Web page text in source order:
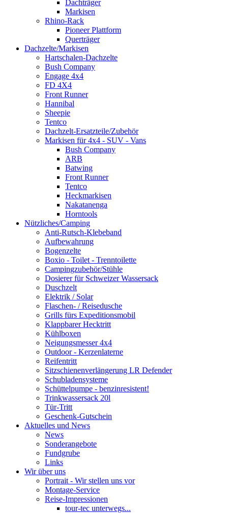
Dachträger
Markisen
Rhino-Rack
Pioneer Plattform
Querträger
Dachzelte/Markisen
Hartschalen-Dachzelte
Bush Company
Engage 4x4
FD 4X4
Front Runner
Hannibal
Sheepie
Tentco
Dachzelt-Ersatzteile/Zubehör
Markisen für 4x4 - SUV - Vans
Bush Company
ARB
Batwing
Front Runner
Tentco
Heckmarkisen
Nakatanenga
Horntools
Nützliches/Camping
Anti-Rutsch-Klebeband
Aufbewahrung
Bogenzelte
Boxio - Toilet - Trenntoilette
Campingzubehör/Stühle
Dosierer für Schweizer Wassersack
Duschzelt
Elektrik / Solar
Flaschen- / Reisedusche
Grills fürs Expeditionsmobil
Klappbarer Hecktritt
Kühlboxen
Neigungsmesser 4x4
Outdoor - Kerzenlaterne
Reifentritt
Sitzschienenverlängerung LR Defender
Schubladensysteme
Schüttelpumpe - benzinresistent!
Trinkwassersack 20l
Tür-Tritt
Geschenk-Gutschein
Aktuelles und News
News
Sonderangebote
Fundgrube
Links
Wir über uns
Portrait - Wir stellen uns vor
Montage-Service
Reise-Impressionen
tour-tec unterwegs...